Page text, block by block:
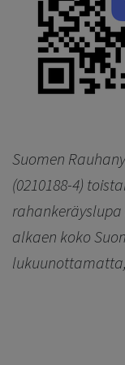
Suomen
(0210188-4)
rahankeräyslupa
alkaen koko